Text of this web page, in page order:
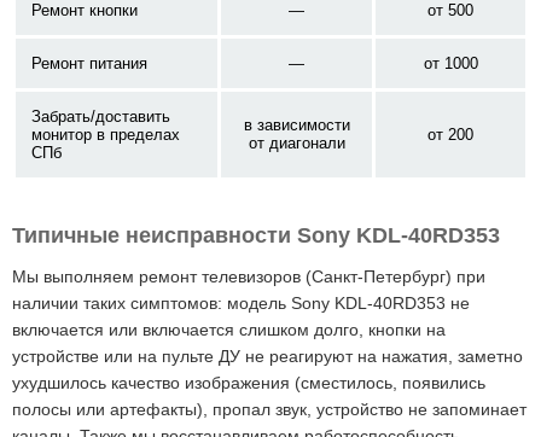
Ремонт кнопки — от 500
Ремонт питания — от 1000
Забрать/доставить
монитор в пределах
СПб
в зависимости
от диагонали
от 200
Типичные неисправности Sony KDL-40RD353
Мы выполняем ремонт телевизоров (Санкт-Петербург) при
наличии таких симптомов: модель Sony KDL-40RD353 не
включается или включается слишком долго, кнопки на
устройстве или на пульте ДУ не реагируют на нажатия, заметно
ухудшилось качество изображения (сместилось, появились
полосы или артефакты), пропал звук, устройство не запоминает